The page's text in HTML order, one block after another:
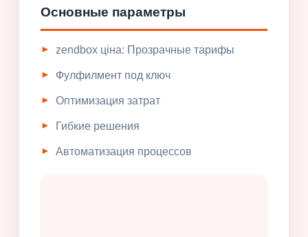
Основные параметры
zendbox ціна: Прозрачные тарифы
Фулфилмент под ключ
Оптимизация затрат
Гибкие решения
Автоматизация процессов